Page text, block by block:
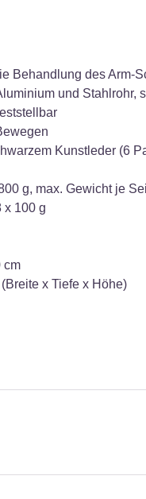
Behandlung des Arm-
und Stahlrohr,
Kunstleder (6
g, max. Gewicht je
x 100 g
cm
x Tiefe x Höhe)